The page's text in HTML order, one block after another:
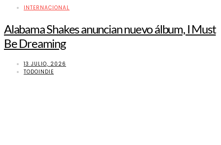
INTERNACIONAL
Alabama Shakes anuncian nuevo álbum, I Must
Be Dreaming
13 JULIO, 2026
TODOINDIE